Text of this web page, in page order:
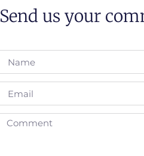
Send us your